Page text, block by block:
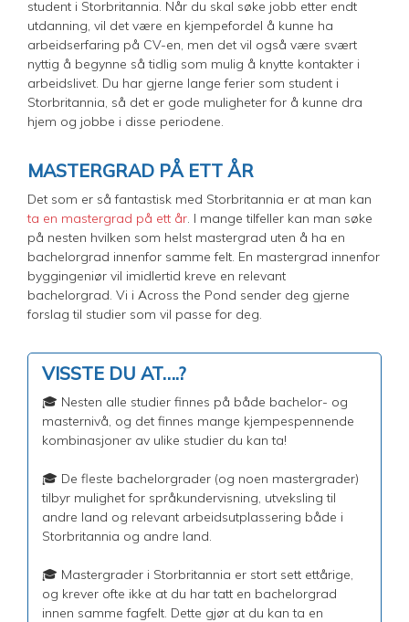
student i Storbritannia. Når du skal søke jobb etter endt
utdanning, vil det være en kjempefordel å kunne ha
arbeidserfaring på CV-en, men det vil også være svært
nyttig å begynne så tidlig som mulig å knytte kontakter i
arbeidslivet. Du har gjerne lange ferier som student i
Storbritannia, så det er gode muligheter for å kunne dra
hjem og jobbe i disse periodene.
MASTERGRAD PÅ ETT ÅR
Det som er så fantastisk med Storbritannia er at man kan
ta en mastergrad på ett år. I mange tilfeller kan man søke
på nesten hvilken som helst mastergrad uten å ha en
bachelorgrad innenfor samme felt. En mastergrad innenfor
byggingeniør vil imidlertid kreve en relevant
bachelorgrad. Vi i Across the Pond sender deg gjerne
forslag til studier som vil passe for deg.
VISSTE DU AT….?
🎓 Nesten alle studier finnes på både bachelor- og
masternivå, og det finnes mange kjempespennende
kombinasjoner av ulike studier du kan ta!
🎓 De fleste bachelorgrader (og noen mastergrader)
tilbyr mulighet for språkundervisning, utveksling til
andre land og relevant arbeidsutplassering både i
Storbritannia og andre land.
🎓 Mastergrader i Storbritannia er stort sett ettårige,
og krever ofte ikke at du har tatt en bachelorgrad
innen samme fagfelt. Dette gjør at du kan ta en